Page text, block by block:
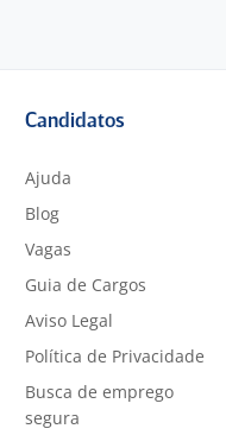
Candidatos
Ajuda
Blog
Vagas
Guia de Cargos
Aviso Legal
Política de Privacidade
Busca de emprego
segura